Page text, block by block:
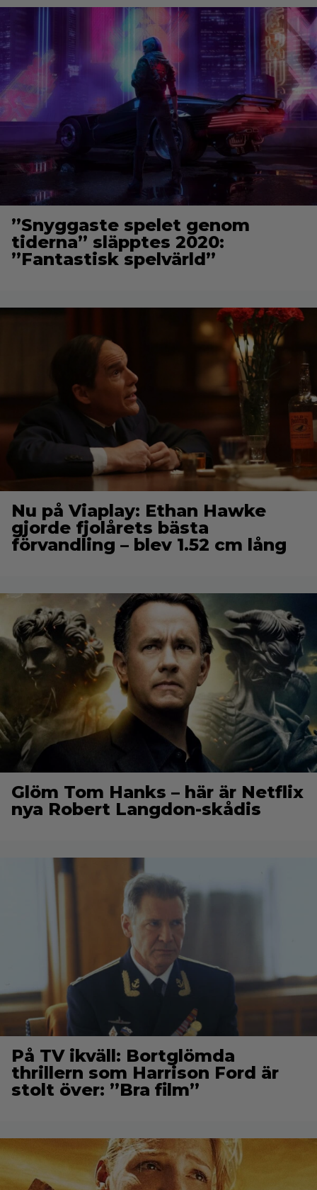
”Snyggaste spelet genom
tiderna” släpptes 2020:
”Fantastisk spelvärld”
Nu på Viaplay: Ethan Hawke
gjorde fjolårets bästa
förvandling – blev 1.52 cm lång
Glöm Tom Hanks – här är Netflix
nya Robert Langdon-skådis
På TV ikväll: Bortglömda
thrillern som Harrison Ford är
stolt över: ”Bra film”